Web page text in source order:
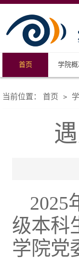
首页 学院概
当前位置： 首页 >
2025
级本科
学院党